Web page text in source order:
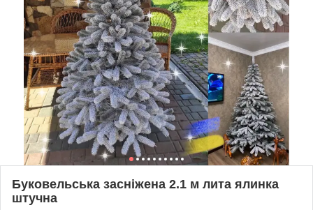
Буковельська засніжена 2.1 м лита ялинка
штучна